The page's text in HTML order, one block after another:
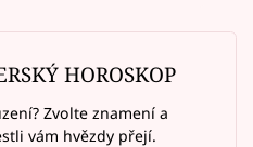
HOROSKOP
Zvolte znamení a
vám hvězdy přejí.